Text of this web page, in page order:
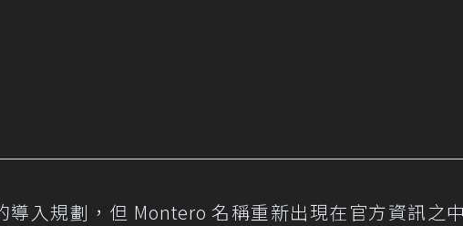
導入規劃，但 Montero 名稱重新出現在官方資訊之